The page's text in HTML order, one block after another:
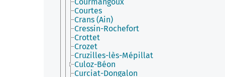
Courtes
Crans (Ain)
Cressin-Rochefort
Crottet
Crozet
Cruzilles-lès-Mépillat
Culoz-Béon
Curciat-Dongalon